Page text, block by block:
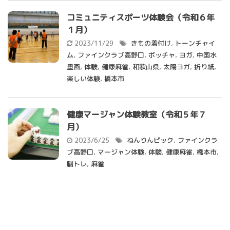
コミュニティスポーツ体験会（令和６年
１月）
2023/11/29 きもの着付け, トーンチャイ
ム, ファインクラブ高野口, ボッチャ, ヨガ, 中国水
墨画, 体験, 健康麻雀, 和歌山県, 太陽ヨガ, 折り紙,
楽しい体験, 橋本市
健康マージャン体験教室（令和５年７
月）
2023/6/25 ねんりんピック, ファインクラ
ブ高野口, マージャン体験, 体験, 健康麻雀, 橋本市,
脳トレ, 麻雀